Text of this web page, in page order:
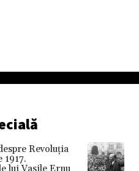
Revoluţia
lui Vasile Ernu